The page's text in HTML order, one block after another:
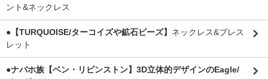
ント&ネックレス
●【TURQUOISE/ターコイズや鉱石ビーズ】 ネックレス&ブレス
レット
●ナバホ族【ベン・リビンストン】3D立体的デザインのEagle/